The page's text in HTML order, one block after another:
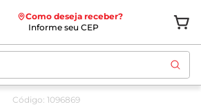
Como deseja receber?
Informe seu CEP
Código: 1096869